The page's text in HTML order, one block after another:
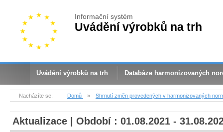
Informační systém
Uvádění výrobků na trh
Uvádění výrobků na trh Databáze harmonizovaných
Nacházíte se: Domů » Shrnutí změn provedených v harmonizovaných
Aktualizace | Období : 01.08.2021 -